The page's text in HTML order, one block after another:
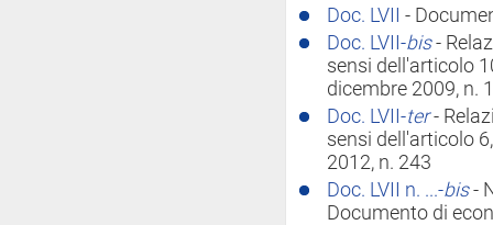
Doc. LVII
-
Doc. LVII-bis -
sensi dell'articolo
dicembre 2009, n.
Doc. LVII-ter -
sensi dell'articolo
2012, n. 243
Doc. LVII n. ...-bis -
Documento di